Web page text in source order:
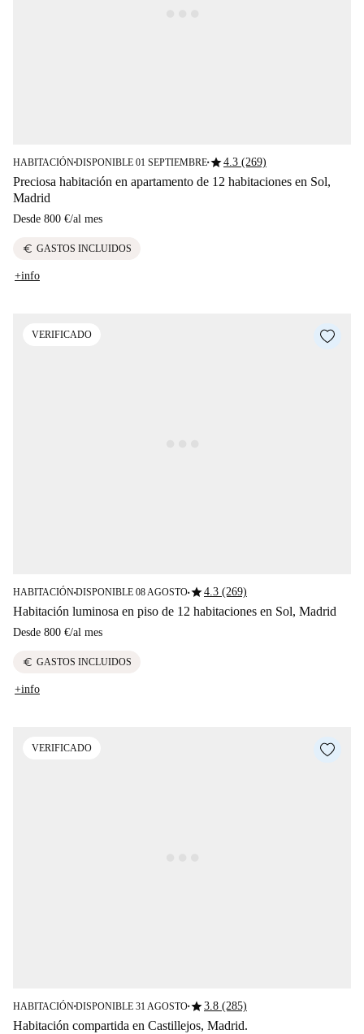
HABITACIÓN■DISPONIBLE 01 SEPTIEMBRE■star4.3 (269)
Preciosa habitación en apartamento de 12 habitaciones en Sol,
Madrid
Desde 800 €/al mes
euro GASTOS INCLUIDOS
+info
VERIFICADO
HABITACIÓN■DISPONIBLE 08 AGOSTO■star4.3 (269)
Habitación luminosa en piso de 12 habitaciones en Sol, Madrid
Desde 800 €/al mes
euro GASTOS INCLUIDOS
+info
VERIFICADO
HABITACIÓN■DISPONIBLE 31 AGOSTO■star3.8 (285)
Habitación compartida en Castillejos, Madrid.